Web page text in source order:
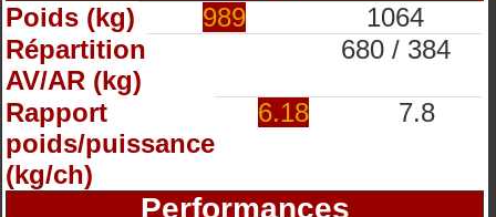
Poids (kg) 989
1064
Répartition
AV/AR (kg)
680 / 384
Rapport
poids/puissance
(kg/ch)
6.18 7.8
Performances